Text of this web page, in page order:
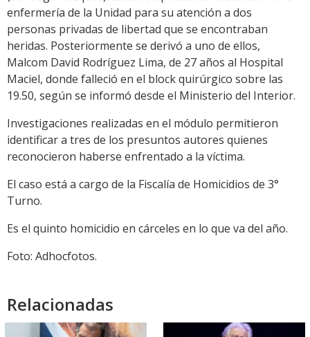
enfermería de la Unidad para su atención a dos
personas privadas de libertad que se encontraban
heridas. Posteriormente se derivó a uno de ellos,
Malcom David Rodríguez Lima, de 27 años al Hospital
Maciel, donde falleció en el block quirúrgico sobre las
19.50, según se informó desde el Ministerio del Interior.
Investigaciones realizadas en el módulo permitieron
identificar a tres de los presuntos autores quienes
reconocieron haberse enfrentado a la víctima.
El caso está a cargo de la Fiscalía de Homicidios de 3°
Turno.
Es el quinto homicidio en cárceles en lo que va del año.
Foto: Adhocfotos.
Relacionadas